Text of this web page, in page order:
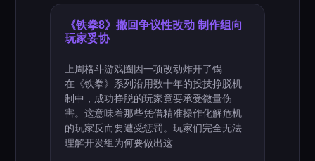
《铁拳8》撤回争议性改动 制作组向
玩家妥协
上周格斗游戏圈因一项改动炸开了锅——
在《铁拳》系列沿用数十年的投技挣脱机
制中，成功挣脱的玩家竟要承受微量伤
害。这意味着那些凭借精准操作化解危机
的玩家反而要遭受惩罚。玩家们完全无法
理解开发组为何要做出这